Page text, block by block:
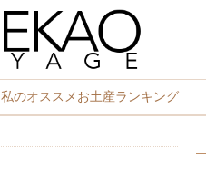
私のオススメお土産ランキング